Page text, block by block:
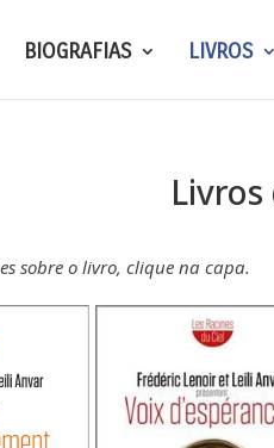
BIOGRAFIAS LIVROS
sobre o livro, clique na capa.